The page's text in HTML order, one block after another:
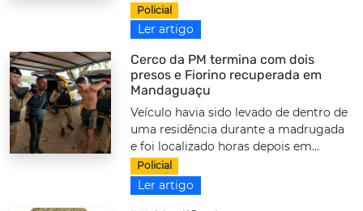
Policial
Ler artigo
Cerco da PM termina com dois
presos e Fiorino recuperada em
Mandaguaçu
Veículo havia sido levado de dentro de
uma residência durante a madrugada
e foi localizado horas depois em...
Policial
Ler artigo